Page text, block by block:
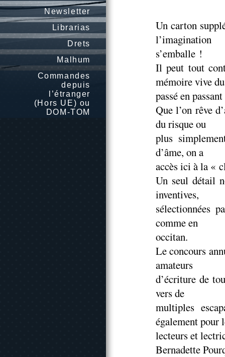
Newsletter
Librarias
Drets
Malhum
Commandes
depuis
l’étranger
(Hors UE) ou
DOM-TOM
Un carton
l’imagination
s’emballe !
Il peut tout
mémoire vive du
passé en
Que l’on rêve
du risque ou
plus
d’âme, on a
accès ici à la «
Un seul détail
inventives,
sélectionnées
comme en
occitan.
Le concours
amateurs
d’écriture de
vers de
multiples
également pour
lecteurs et
Bernadette